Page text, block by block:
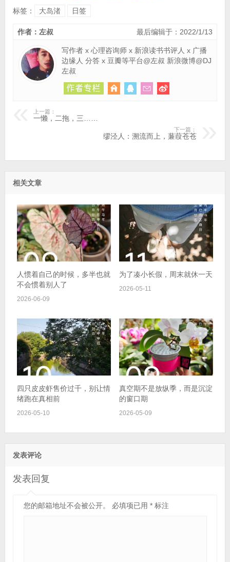
标签： 大岛渚 日签
最后编辑于：2022/1/13
作者：左叔
写作者 x 心理咨询师 x 新浪读书书评人 x 广播
边缘人 分答 x 豆瓣等平台@左叔 新浪微博@DJ
左叔
上一篇：
一懒，二拖，三……
下一篇：
缪泾人：溯流而上，蒹葭苍苍
相关文章
人惯着自己的时候，多半也就
不会惯着别人了
2026-06-09
为了凑小长假，周末就休一天
2026-05-11
四只皮皮虾售价过千，别让情
绪跑在真相前
2026-05-10
真空期不是放纵季，而是沉淀
的窗口期
2026-05-09
发表评论
发表回复
您的邮箱地址不会被公开。 必填项已用 *标注